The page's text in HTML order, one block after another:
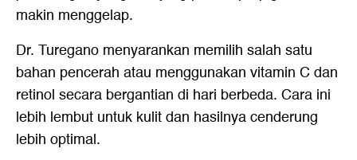
makin menggelap.
Dr. Turegano menyarankan memilih salah satu
bahan pencerah atau menggunakan vitamin C dan
retinol secara bergantian di hari berbeda. Cara ini
lebih lembut untuk kulit dan hasilnya cenderung
lebih optimal.